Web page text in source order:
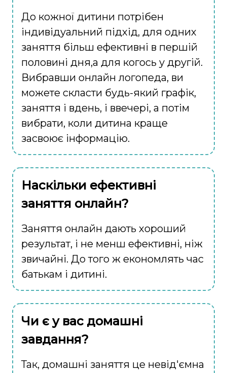
До кожної дитини потрібен
індивідуальний підхід, для одних
заняття більш ефективні в першій
половині дня,а для когось у другій.
Вибравши онлайн логопеда, ви
можете скласти будь-який графік,
заняття і вдень, і ввечері, а потім
вибрати, коли дитина краще
засвоює інформацію.
Наскільки ефективні
заняття онлайн?
Заняття онлайн дають хороший
результат, і не менш ефективні, ніж
звичайні. До того ж економлять час
батькам і дитині.
Чи є у вас домашні
завдання?
Так, домашні заняття це невід'ємна